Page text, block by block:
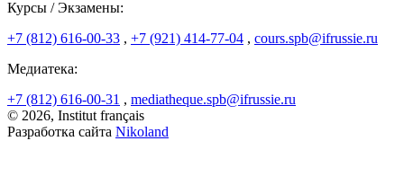
Курсы / Экзамены:
+7 (812) 616-00-33 , +7 (921) 414-77-04 , cours.spb@ifrussie.ru
Медиатека:
+7 (812) 616-00-31 , mediatheque.spb@ifrussie.ru
© 2026, Institut français
Разработка сайта Nikoland